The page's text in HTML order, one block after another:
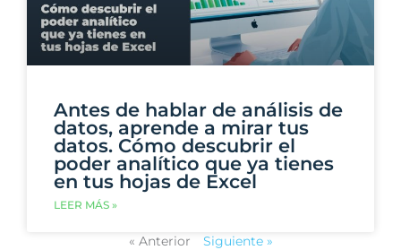
Antes de hablar de análisis de
datos, aprende a mirar tus
datos. Cómo descubrir el
poder analítico que ya tienes
en tus hojas de Excel
LEER MÁS »
« Anterior Siguiente »